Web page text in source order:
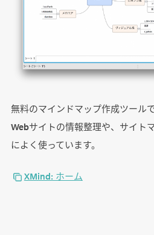
無料のマインドマップ作成ツールで
Webサイトの情報整理や、サイト
によく使っています。
XMind: ホーム